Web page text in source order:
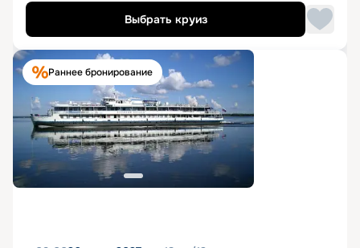
Выбрать круиз
Раннее бронирование